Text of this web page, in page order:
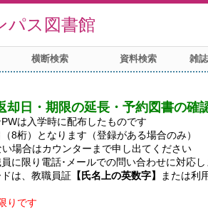
パス図書館
横断検索 資料検索 雑
却日・期限の延長・予約図書の確
は入学時に配布したものです
8桁）となります（登録がある場合のみ）
い場合はカウンターまで申し出てください
に限り電話･メールでの問い合わせに対応し
は、教職員証 【氏名上の英数字】 または利
りです